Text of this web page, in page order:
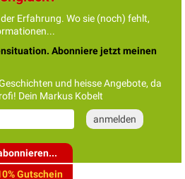
Erfahrung. Wo sie (noch) fehlt,
Abonniere jetzt meinen
und heisse Angebote, da
Dein Markus Kobelt
Gutschein